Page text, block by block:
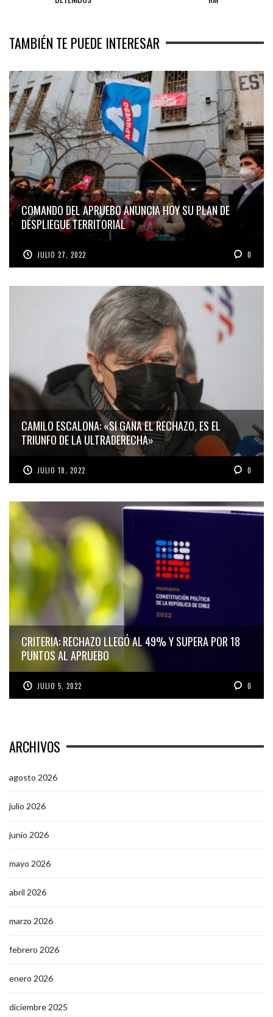
TAMBIÉN TE PUEDE INTERESAR
COMANDO DEL APRUEBO ANUNCIA HOY SU PLAN DE
DESPLIEGUE TERRITORIAL
JULIO 27, 2022 0
CAMILO ESCALONA: «SI GANA EL RECHAZO, ES EL
TRIUNFO DE LA ULTRADERECHA»
JULIO 18, 2022 0
CRITERIA: RECHAZO LLEGÓ AL 49% Y SUPERA POR 18
PUNTOS AL APRUEBO
JULIO 5, 2022 0
ARCHIVOS
agosto 2026
julio 2026
junio 2026
mayo 2026
abril 2026
marzo 2026
febrero 2026
enero 2026
diciembre 2025